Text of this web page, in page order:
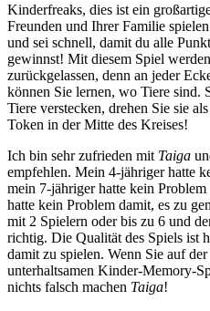
Kinderfreaks, dies ist ein
Freunden und Ihrer Familie
und sei schnell, damit du alle
gewinnst! Mit diesem Spiel
zurückgelassen, denn an jeder
können Sie lernen, wo Tiere sind.
Tiere verstecken, drehen Sie sie
Token in der Mitte des Kreises!
Ich bin sehr zufrieden mit Taiga
empfehlen. Mein 4-jähriger hatte
mein 7-jähriger hatte kein
hatte kein Problem damit, es zu
mit 2 Spielern oder bis zu 6 und
richtig. Die Qualität des Spiels ist
damit zu spielen. Wenn Sie auf
unterhaltsamen Kinder-Memory-
nichts falsch machen Taiga!